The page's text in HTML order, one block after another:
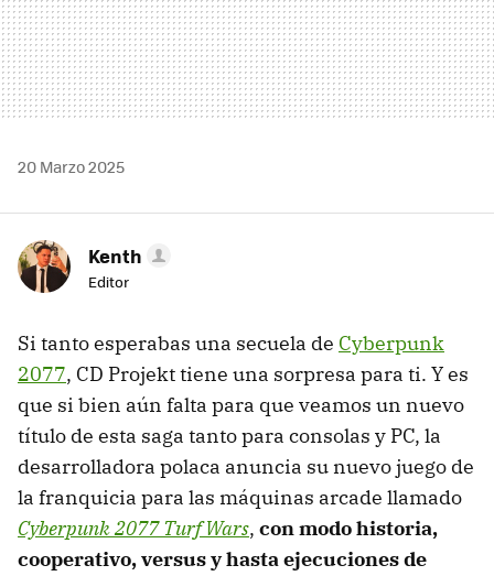
20 Marzo 2025
Kenth
Editor
Si tanto esperabas una secuela de Cyberpunk
2077, CD Projekt tiene una sorpresa para ti. Y es
que si bien aún falta para que veamos un nuevo
título de esta saga tanto para consolas y PC, la
desarrolladora polaca anuncia su nuevo juego de
la franquicia para las máquinas arcade llamado
Cyberpunk 2077 Turf Wars, con modo historia,
cooperativo, versus y hasta ejecuciones de